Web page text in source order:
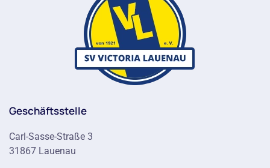
Geschäftsstelle
Carl-Sasse-Straße 3
31867 Lauenau